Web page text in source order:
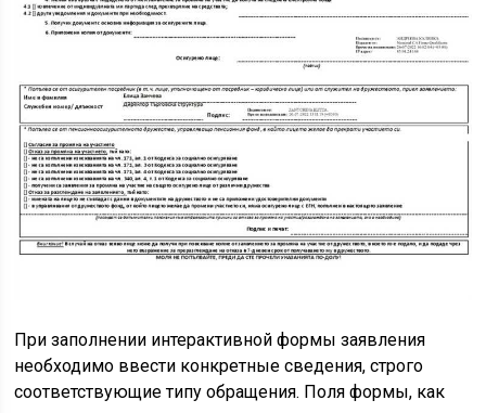
При заполнении интерактивной формы заявления
необходимо ввести конкретные сведения, строго
соответствующие типу обращения. Поля формы, как